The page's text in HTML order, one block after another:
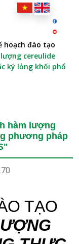
hoạch đào tạo
cereulide
ký lỏng khối phổ
hàm lượng
phương pháp